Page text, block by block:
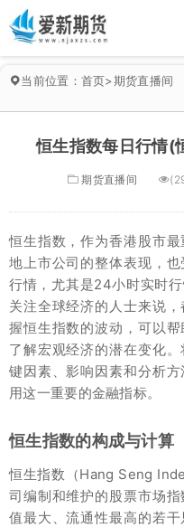
当前位置： 首页>期货直播间
恒生指数每日行情(
期货直播间
恒生指数，作为香港股市
地上市公司的整体表现，
行情，尤其是24小时实时
关注全球经济的人士来说
握恒生指数的波动，可以
了解宏观经济的潜在变化
键因素、影响因素和分析
用这一重要的金融指标。
恒生指数的构成与计算
恒生指数（Hang Seng
司编制和维护的股票市场
值最大、流通性最高的若